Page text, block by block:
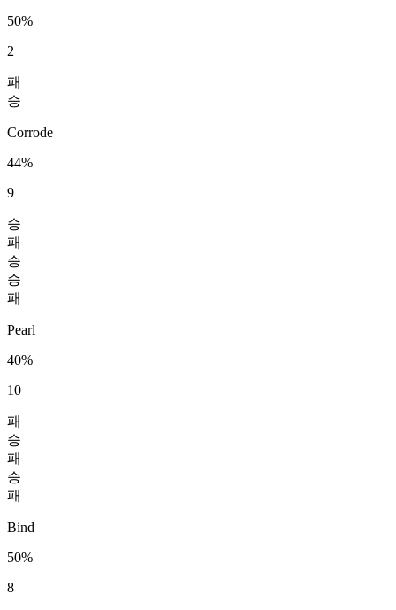
50%
2
패
승
Corrode
44%
9
승
패
승
승
패
Pearl
40%
10
패
승
패
승
패
Bind
50%
8